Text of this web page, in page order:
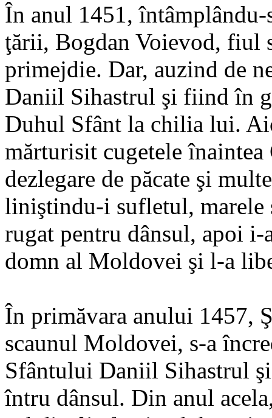
În anul 1451,
ţării, Bogdan Voievod, fiul
primejdie. Dar, auzind de
Daniil Sihastrul şi fiind în
Duhul Sfânt la chilia lui.
mărturisit cugetele
dezlegare de păcate şi
liniştindu-i sufletul, marele
rugat pentru dânsul, apoi
domn al Moldovei şi l-a
În primăvara anului 1457,
scaunul Moldovei, s-a
Sfântului Daniil Sihastrul
întru dânsul. Din anul